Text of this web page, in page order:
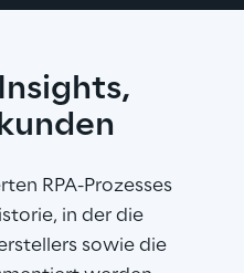
RPA-Prozesses
in der die
sowie die